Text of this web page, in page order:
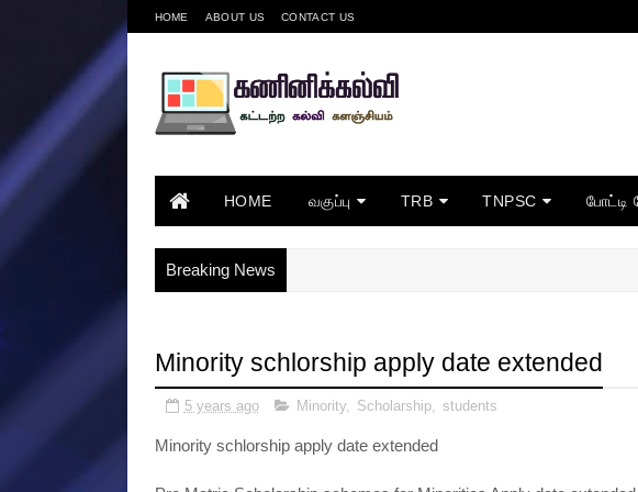
HOME ABOUT US CONTACT US
HOME வகுப்பு TRB TNPSC போட்டி
Breaking News
Minority schlorship apply date extended
5 years ago Minority, Scholarship, students
Minority schlorship apply date extended